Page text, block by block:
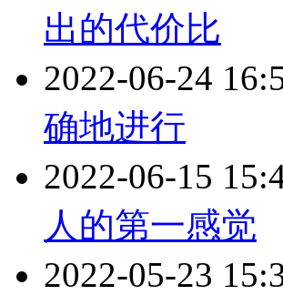
出的代价比
2022-06-24
确地进行
2022-06-15
人的第一感觉
2022-05-23